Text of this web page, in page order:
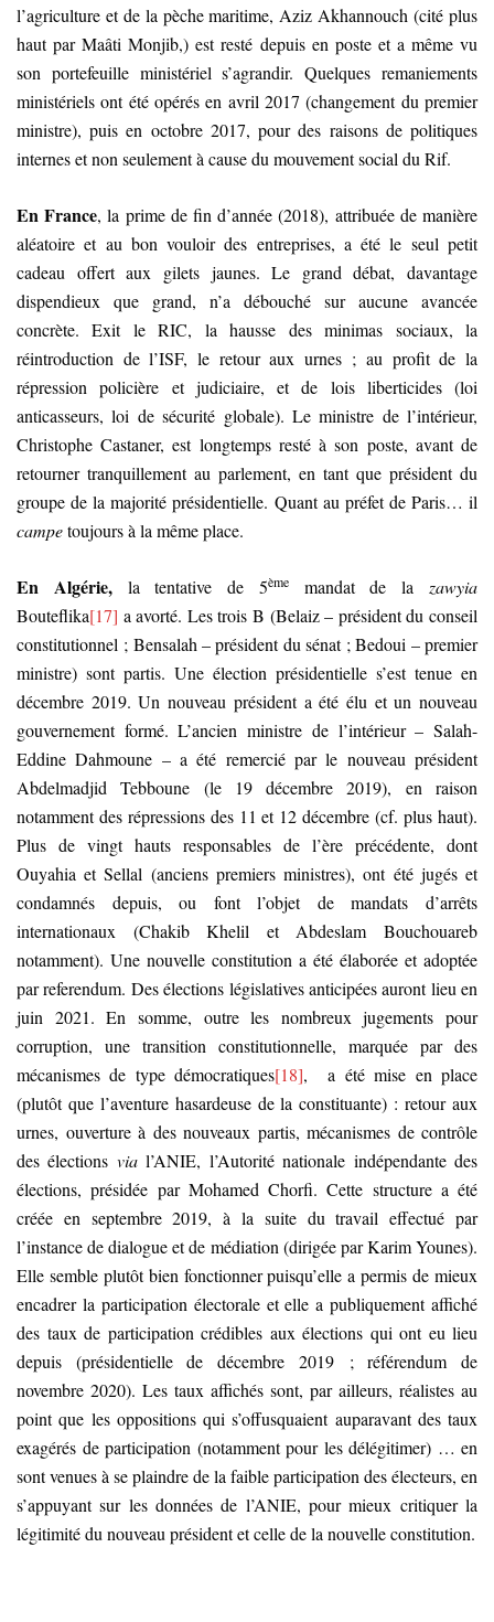
l’agriculture et de la pèche maritime, Aziz Akhannouch (cité plus
haut par Maâti Monjib,) est resté depuis en poste et a même vu
son portefeuille ministériel s’agrandir. Quelques remaniements
ministériels ont été opérés en avril 2017 (changement du premier
ministre), puis en octobre 2017, pour des raisons de politiques
internes et non seulement à cause du mouvement social du Rif.
En France, la prime de fin d’année (2018), attribuée de manière
aléatoire et au bon vouloir des entreprises, a été le seul petit
cadeau offert aux gilets jaunes. Le grand débat, davantage
dispendieux que grand, n’a débouché sur aucune avancée
concrète. Exit le RIC, la hausse des minimas sociaux, la
réintroduction de l’ISF, le retour aux urnes ; au profit de la
répression policière et judiciaire, et de lois liberticides (loi
anticasseurs, loi de sécurité globale). Le ministre de l’intérieur,
Christophe Castaner, est longtemps resté à son poste, avant de
retourner tranquillement au parlement, en tant que président du
groupe de la majorité présidentielle. Quant au préfet de Paris… il
campetoujours à la même place.
En Algérie, la tentative de 5èmemandat de la zawyia
Bouteflika[17] a avorté. Les trois B (Belaiz – président du conseil
constitutionnel ; Bensalah – président du sénat ; Bedoui – premier
ministre) sont partis. Une élection présidentielle s’est tenue en
décembre 2019. Un nouveau président a été élu et un nouveau
gouvernement formé. L’ancien ministre de l’intérieur – Salah-
Eddine Dahmoune – a été remercié par le nouveau président
Abdelmadjid Tebboune (le 19 décembre 2019), en raison
notamment des répressions des 11 et 12 décembre (cf. plus haut).
Plus de vingt hauts responsables de l’ère précédente, dont
Ouyahia et Sellal (anciens premiers ministres), ont été jugés et
condamnés depuis, ou font l’objet de mandats d’arrêts
internationaux (Chakib Khelil et Abdeslam Bouchouareb
notamment). Une nouvelle constitution a été élaborée et adoptée
par referendum. Des élections législatives anticipées auront lieu en
juin 2021. En somme, outre les nombreux jugements pour
corruption, une transition constitutionnelle, marquée par des
mécanismes de type démocratiques[18], a été mise en place
(plutôt que l’aventure hasardeuse de la constituante) : retour aux
urnes, ouverture à des nouveaux partis, mécanismes de contrôle
des élections vial’ANIE, l’Autorité nationale indépendante des
élections, présidée par Mohamed Chorfi. Cette structure a été
créée en septembre 2019, à la suite du travail effectué par
l’instance de dialogue et de médiation (dirigée par Karim Younes).
Elle semble plutôt bien fonctionner puisqu’elle a permis de mieux
encadrer la participation électorale et elle a publiquement affiché
des taux de participation crédibles aux élections qui ont eu lieu
depuis (présidentielle de décembre 2019 ; référendum de
novembre 2020). Les taux affichés sont, par ailleurs, réalistes au
point que les oppositions qui s’offusquaient auparavant des taux
exagérés de participation (notamment pour les délégitimer) … en
sont venues à se plaindre de la faible participation des électeurs, en
s’appuyant sur les données de l’ANIE, pour mieux critiquer la
légitimité du nouveau président et celle de la nouvelle constitution.